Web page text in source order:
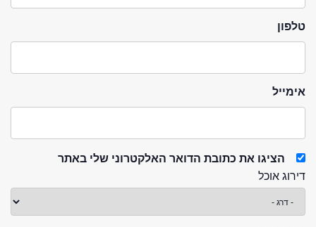
טלפון
אימייל
הציגו את כתובת הדואר האלקטרוני שלי באתר
דירוג אוכל